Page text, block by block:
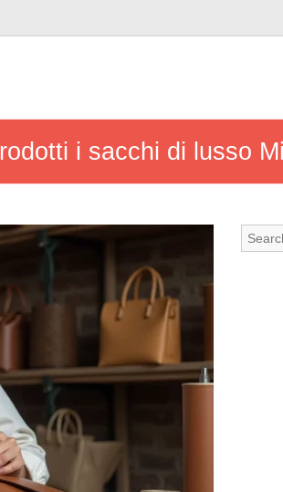
i sacchi di lusso